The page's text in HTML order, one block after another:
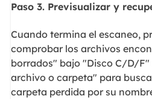
Paso 3. Previsualizar y
Cuando termina el escaneo,
comprobar los archivos
borrados" bajo "Disco C/D/F"
archivo o carpeta" para
carpeta perdida por su